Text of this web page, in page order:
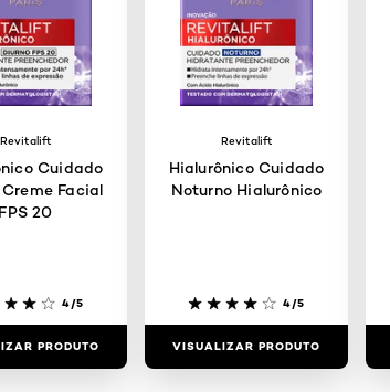
Revitalift
Cuidado
Facial
FPS 20
4/5
PRODUTO
Revitalift
Hialurônico Cuidado
Noturno Hialurônico
4/5
VISUALIZAR PRODUTO